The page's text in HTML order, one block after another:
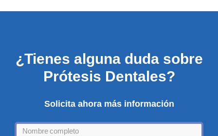
¿Tienes alguna duda sobre
Prótesis Dentales?
Solicita ahora más información